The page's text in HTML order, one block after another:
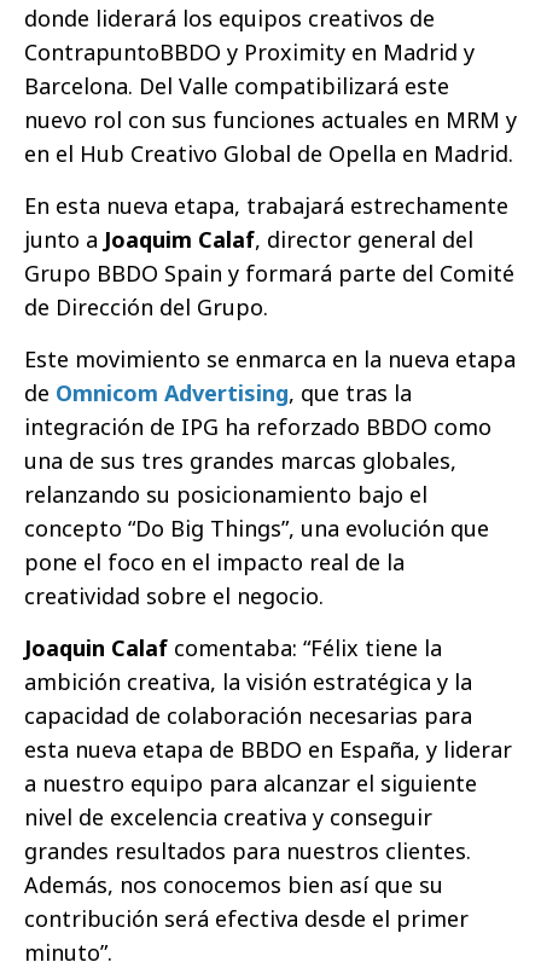
donde liderará los equipos creativos de
ContrapuntoBBDO y Proximity en Madrid y
Barcelona. Del Valle compatibilizará este
nuevo rol con sus funciones actuales en MRM y
en el Hub Creativo Global de Opella en Madrid.
En esta nueva etapa, trabajará estrechamente
junto a Joaquim Calaf, director general del
Grupo BBDO Spain y formará parte del Comité
de Dirección del Grupo.
Este movimiento se enmarca en la nueva etapa
de Omnicom Advertising, que tras la
integración de IPG ha reforzado BBDO como
una de sus tres grandes marcas globales,
relanzando su posicionamiento bajo el
concepto “Do Big Things”, una evolución que
pone el foco en el impacto real de la
creatividad sobre el negocio.
Joaquin Calaf comentaba: “Félix tiene la
ambición creativa, la visión estratégica y la
capacidad de colaboración necesarias para
esta nueva etapa de BBDO en España, y liderar
a nuestro equipo para alcanzar el siguiente
nivel de excelencia creativa y conseguir
grandes resultados para nuestros clientes.
Además, nos conocemos bien así que su
contribución será efectiva desde el primer
minuto”.